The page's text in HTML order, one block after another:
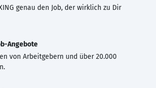
genau den Job, der wirklich zu Dir
Angebote
von Arbeitgebern und über 20.000